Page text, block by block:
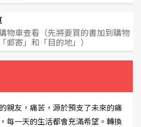
物車查看（先將要買的書加到購物
郵寄」和「目的地」）
親友，痛苦，源於預支了未來的痛
每一天的生活都會充滿希望。轉換